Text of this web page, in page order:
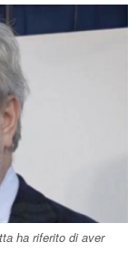
ha riferito di aver